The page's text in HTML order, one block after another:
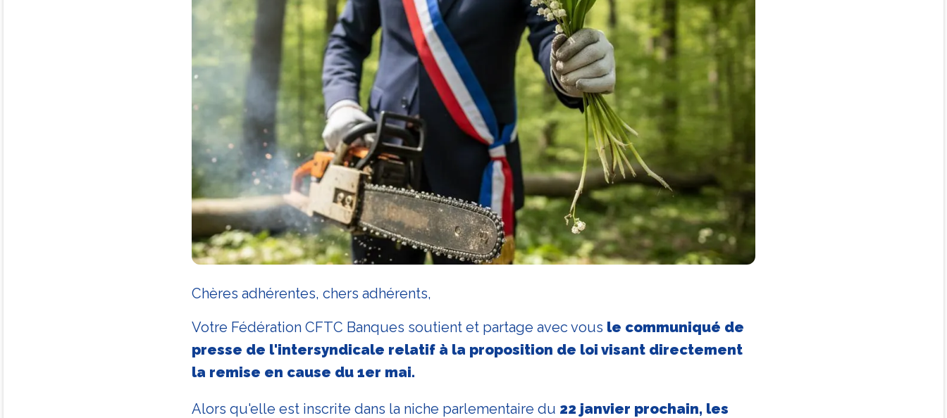
Chères adhérentes, chers adhérents,
Votre Fédération CFTC Banques soutient et partage avec vous le communiqué de
presse de l'intersyndicale relatif à la proposition de loi visant directement
la remise en cause du 1er mai.
Alors qu'elle est inscrite dans la niche parlementaire du 22 janvier prochain, les